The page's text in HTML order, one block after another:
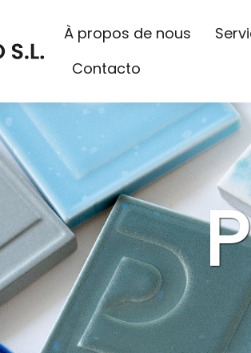
À propos de nous
Contacto